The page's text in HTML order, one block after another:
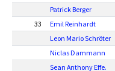
Patrick Berger
33
Emil Reinhardt
Leon Mario Schröter
Niclas Dammann
Sean Anthony Effe.